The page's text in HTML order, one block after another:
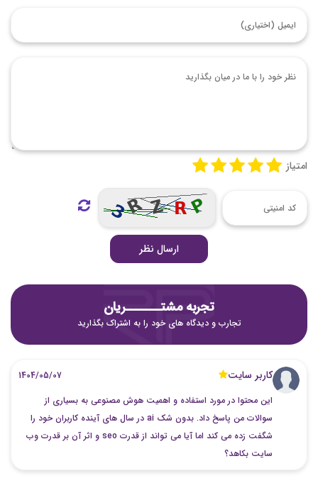
امتیاز
ارسال نظر
تجربه مشتـــــــریان
تجارب و دیدگاه های خود را به اشتراک بگذارید
کاربر سایت
این محتوا در مورد استفاده و اهمیت هوش مصنوعی به بسیاری از
سوالات من پاسخ داد. بدون شک ai در سال های آینده کاربران خود را
شگفت زده می کند اما آیا می تواند از قدرت seo و اثر آن بر قدرت وب
سایت بکاهد؟
1404/05/07